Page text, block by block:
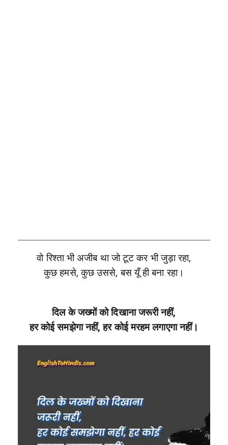
वो रिश्ता भी अजीब था जो टूट कर भी जुड़ा रहा,
कुछ हमसे, कुछ उससे, बस यूँ ही बना रहा।
दिल के जख्मों को दिखाना जरूरी नहीं,
हर कोई समझेगा नहीं, हर कोई मरहम लगाएगा नहीं।